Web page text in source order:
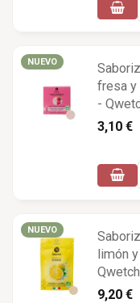
fresa y
-
3,10 €
NUEVO
limón
Qwetch
9,20 €
NUEVO